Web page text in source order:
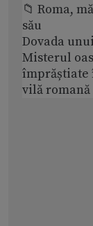
📁 Roma,
său
Dovada
Misterul
împrăștiate
vilă romană